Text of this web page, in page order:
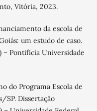
Vitória, 2023.
da escola de
um estudo de caso.
– Pontifícia Universidade
do Programa Escola de
SP. Dissertação